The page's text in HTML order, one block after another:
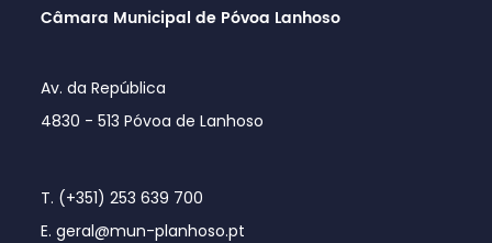
Câmara Municipal de Póvoa Lanhoso
Av. da República
4830 - 513 Póvoa de Lanhoso
T. (+351) 253 639 700
E. geral@mun-planhoso.pt